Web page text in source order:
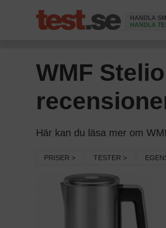
HANDLA
HANDLA
WMF
Här kan du läsa mer om
PRISER > TESTER >